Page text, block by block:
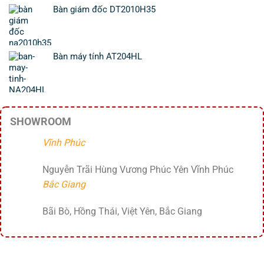
Bàn giám đốc DT2010H35
Bàn máy tính AT204HL
SHOWROOM
Vĩnh Phúc
Nguyễn Trãi Hùng Vương Phúc Yên Vĩnh Phúc
Bắc Giang
Bãi Bò, Hồng Thái, Việt Yên, Bắc Giang